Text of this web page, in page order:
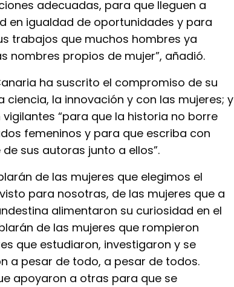
adecuadas, para que lleguen a
en igualdad de oportunidades y para
trabajos que muchos hombres ya
nombres propios de mujer”, añadió.
ha suscrito el compromiso de su
la innovación y con las mujeres; y
“para que la historia no borre
femeninos y para que escriba con
sus autoras junto a ellos”.
de las mujeres que elegimos el
para nosotras, de las mujeres que a
alimentaron su curiosidad en el
de las mujeres que rompieron
que estudiaron, investigaron y se
a pesar de todo, a pesar de todos.
apoyaron a otras para que se